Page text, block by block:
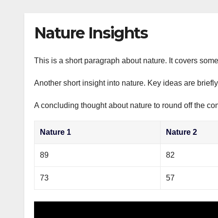
Nature Insights
This is a short paragraph about nature. It covers
Another short insight into nature. Key ideas are
A concluding thought about nature to round off the
Nature 1 Nature 2
89 82
73 57